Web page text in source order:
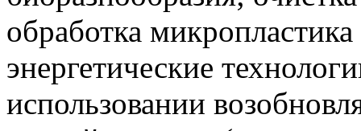
обработка
энергетические
использовании